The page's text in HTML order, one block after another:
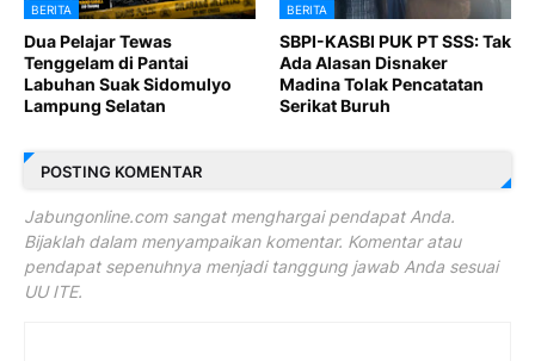
BERITA
Dua Pelajar Tewas
Tenggelam di Pantai
Labuhan Suak Sidomulyo
Lampung Selatan
BERITA
SBPI-KASBI PUK PT SSS: Tak
Ada Alasan Disnaker
Madina Tolak Pencatatan
Serikat Buruh
POSTING KOMENTAR
Jabungonline.com sangat menghargai pendapat Anda.
Bijaklah dalam menyampaikan komentar. Komentar atau
pendapat sepenuhnya menjadi tanggung jawab Anda sesuai
UU ITE.